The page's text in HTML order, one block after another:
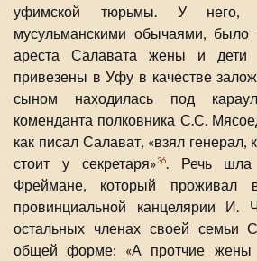
уфимской тюрьмы. У него,
мусульманскими обычаями,
ареста Салавата жены и
привезены в Уфу в качестве
сыном находилась под
коменданта полковника С.С.
как писал Салават, «взял генерал,
стоит у секретаря»36. Речь
Фреймане, который проживал
провинциальной канцелярии И.
остальных членах своей семьи
общей форме: «А протчие жены